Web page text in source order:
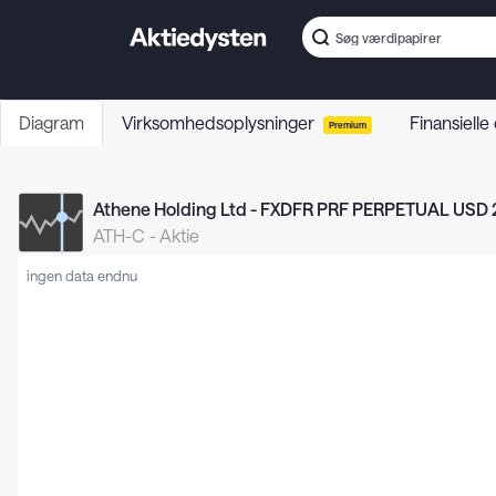
Diagram Virksomhedsoplysninger Premium
Athene Holding Ltd - FXDFR PRF PERPETUAL
ATH-C -Aktie
ingen data endnu